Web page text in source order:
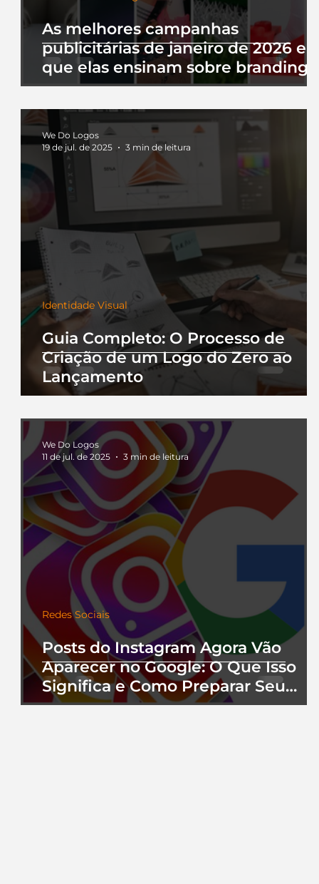
As melhores campanhas
publicitárias de janeiro de 2026 e
que elas ensinam sobre branding
Guia Completo: O Processo de
Criação de um Logo do Zero ao
Lançamento
Identidade Visual
We Do Logos
19 de jul. de 2025
3 min de leitura
Posts do Instagram Agora Vão
Aparecer no Google: O Que Isso
Significa e Como Preparar Seu
Perfil
Redes Sociais
We Do Logos
11 de jul. de 2025
3 min de leitura